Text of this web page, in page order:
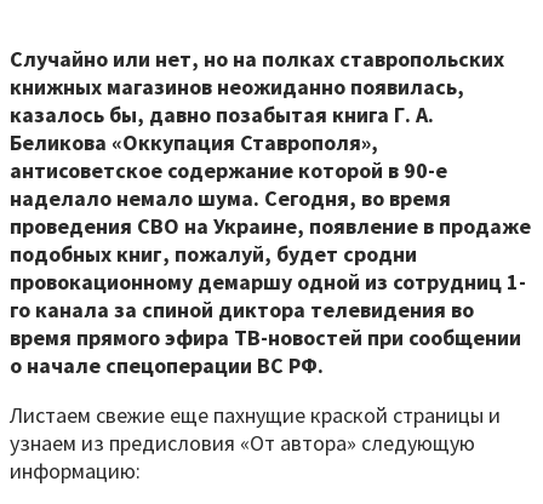
Случайно или нет, но на полках ставропольских
книжных магазинов неожиданно появилась,
казалось бы, давно позабытая книга Г. А.
Беликова «Оккупация Ставрополя»,
антисоветское содержание которой в 90-е
наделало немало шума. Сегодня, во время
проведения СВО на Украине, появление в продаже
подобных книг, пожалуй, будет сродни
провокационному демаршу одной из сотрудниц 1-
го канала за спиной диктора телевидения во
время прямого эфира ТВ-новостей при сообщении
о начале спецоперации ВС РФ.
Листаем свежие еще пахнущие краской страницы и
узнаем из предисловия «От автора» следующую
информацию: